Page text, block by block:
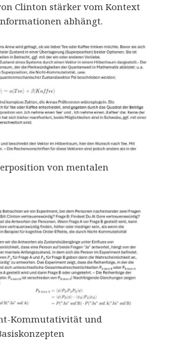
Clinton stärker vom Kontext
abhängt.
von mentalen
Kommutativität und